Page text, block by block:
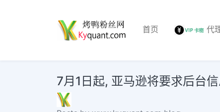
首页 代
7月1日起, 亚马逊将要求后台